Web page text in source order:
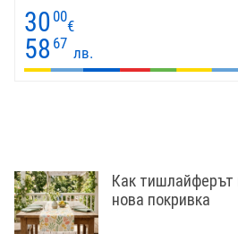
30 00
€
58 67
лв.
Как тишлайферът
нова покривка